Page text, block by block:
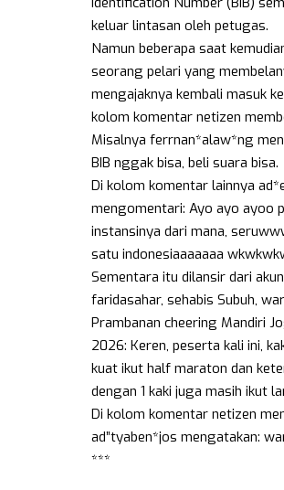
keluar lintasan oleh petugas.
Namun beberapa saat
seorang pelari yang
mengajaknya kembali masuk
kolom komentar netizen
Misalnya ferrnan*alaw*ng
BIB nggak bisa, beli suara bisa.
Di kolom komentar lainnya
mengomentari: Ayo ayo ayoo
instansinya dari mana,
satu indonesiaaaaaaa
Sementara itu dilansir dari
faridasahar, sehabis Subuh,
Prambanan cheering Mandiri
2026: Keren, peserta kali ini,
kuat ikut half maraton dan
dengan 1 kaki juga masih ikut
Di kolom komentar netizen
ad”tyaben*jos mengatakan:
***